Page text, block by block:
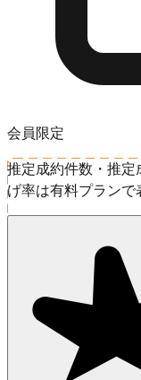
会員限定
推定成約件数・推
げ率は有料プランで